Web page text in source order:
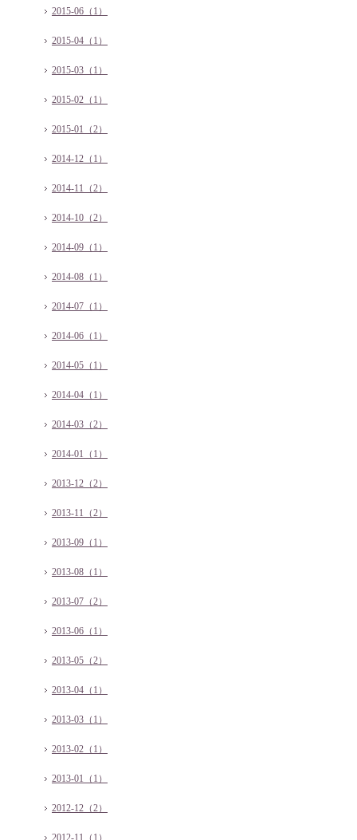
2015-06（1）
2015-04（1）
2015-03（1）
2015-02（1）
2015-01（2）
2014-12（1）
2014-11（2）
2014-10（2）
2014-09（1）
2014-08（1）
2014-07（1）
2014-06（1）
2014-05（1）
2014-04（1）
2014-03（2）
2014-01（1）
2013-12（2）
2013-11（2）
2013-09（1）
2013-08（1）
2013-07（2）
2013-06（1）
2013-05（2）
2013-04（1）
2013-03（1）
2013-02（1）
2013-01（1）
2012-12（2）
2012-11（1）